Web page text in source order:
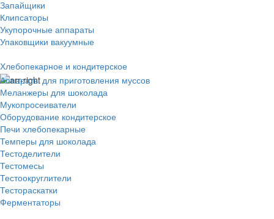
Запайщики
Клипсаторы
Укупорочные аппараты
Упаковщики вакуумные
Хлебопекарное и кондитерское
Аппараты для приготовления муссов
Меланжеры для шоколада
Мукопросеиватели
Оборудование кондитерское
Печи хлебопекарные
Темперы для шоколада
Тестоделители
Тестомесы
Тестоокруглители
Тестораскатки
Ферментаторы